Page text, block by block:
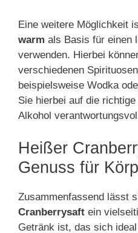
Eine weitere Möglichkeit
warm als Basis für einen
verwenden. Hierbei
verschiedenen
beispielsweise Wodka
Sie hierbei auf die
Alkohol
Heißer
Genuss für
Zusammenfassend lässt
Cranberrysaft ein
Getränk ist, das sich